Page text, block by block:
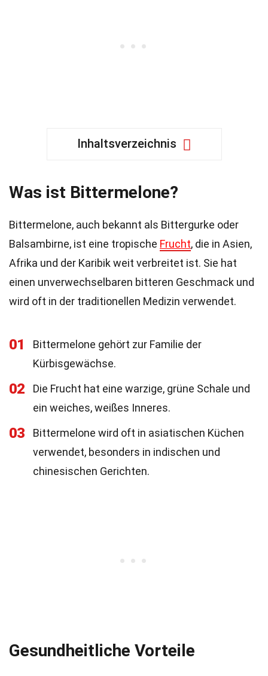
Inhaltsverzeichnis
Was ist Bittermelone?
Bittermelone, auch bekannt als Bittergurke oder
Balsambirne, ist eine tropische Frucht, die in Asien,
Afrika und der Karibik weit verbreitet ist. Sie hat
einen unverwechselbaren bitteren Geschmack und
wird oft in der traditionellen Medizin verwendet.
01
Bittermelone gehört zur Familie der
Kürbisgewächse.
02
Die Frucht hat eine warzige, grüne Schale und
ein weiches, weißes Inneres.
03
Bittermelone wird oft in asiatischen Küchen
verwendet, besonders in indischen und
chinesischen Gerichten.
Gesundheitliche Vorteile